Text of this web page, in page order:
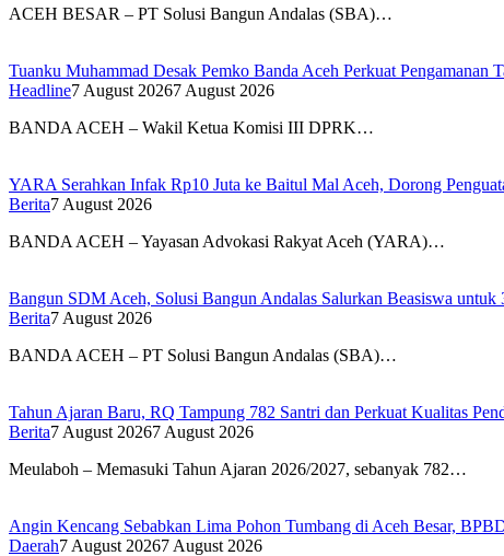
ACEH BESAR – PT Solusi Bangun Andalas (SBA)…
Tuanku Muhammad Desak Pemko Banda Aceh Perkuat Pengamanan
Headline7 August 20267 August 2026
BANDA ACEH – Wakil Ketua Komisi III DPRK…
YARA Serahkan Infak Rp10 Juta ke Baitul Mal Aceh, Dorong
Berita7 August 2026
BANDA ACEH – Yayasan Advokasi Rakyat Aceh (YARA)…
Bangun SDM Aceh, Solusi Bangun Andalas Salurkan Beasiswa untuk
Berita7 August 2026
BANDA ACEH – PT Solusi Bangun Andalas (SBA)…
Tahun Ajaran Baru, RQ Tampung 782 Santri dan Perkuat Kualitas
Berita7 August 20267 August 2026
Meulaboh – Memasuki Tahun Ajaran 2026/2027, sebanyak 782…
Angin Kencang Sebabkan Lima Pohon Tumbang di Aceh Besar,
Daerah7 August 20267 August 2026